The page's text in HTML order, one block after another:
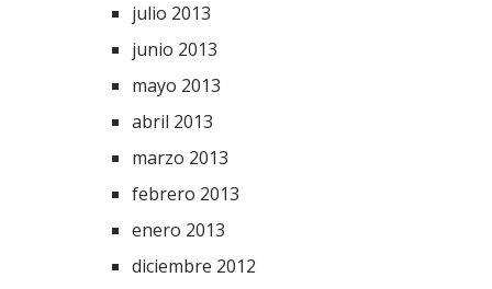
julio 2013
junio 2013
mayo 2013
abril 2013
marzo 2013
febrero 2013
enero 2013
diciembre 2012